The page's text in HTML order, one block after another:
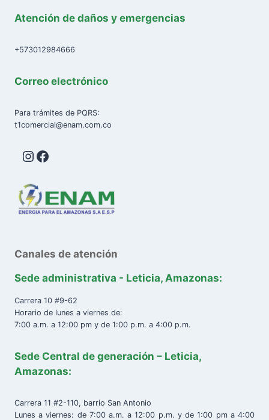
Atención de daños y emergencias
+573012984666
Correo electrónico
Para trámites de PQRS:
t1comercial@enam.com.co
Instagram
Facebook
Canales de atención
Sede administrativa - Leticia, Amazonas:
Carrera 10 #9-62
Horario de lunes a viernes de:
7:00 a.m. a 12:00 pm y de 1:00 p.m. a 4:00 p.m.
Sede Central de generación – Leticia,
Amazonas:
Carrera 11 #2-110, barrio San Antonio
Lunes a viernes: de 7:00 a.m. a 12:00 p.m. y de 1:00 pm a 4:00